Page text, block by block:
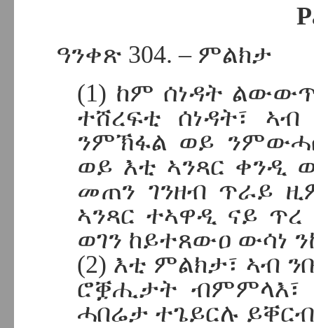
ዓንቀጽ 304. – ምልክታ
(1) ከም ሰነዳት
ተሸረፍቲ ሰነዳት፣
ንምኽፋል ወይ
ወይ እቲ ኣንጻር ቀንዲ
መጠን ገንዘብ ጥራይ
ኣንጻር ተኣዋዲ ናይ ጥረ
ወገን ከይተጸውዐ ውሳነ
(2) እቲ ምልክታ፣ ኣብ
ሮቛሒታት ብምምላእ፣
ሓበሬታ ተጌይርሉ